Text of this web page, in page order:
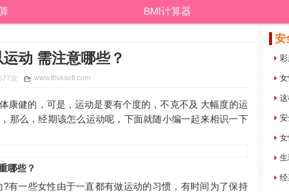
BMI计算器
动 需注意哪些？
次 www.thvksoft.com
康健的，可是，运动是要有个度的，不克不及 大幅度的运
那么，经期该怎么运动呢，下面就随小编一起来相识一下
哪些？
?有一些女性由于一直都有做运动的习惯，有时间为了保持
安